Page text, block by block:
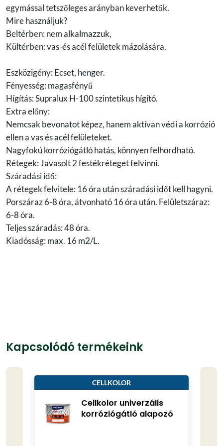
egymással tetszőleges arányban keverhetők.
Mire használjuk?
Beltérben: nem alkalmazzuk,
Kültérben: vas-és acél felületek mázolására.
Eszközigény: Ecset, henger.
Fényesség: magasfényű
Hígítás: Supralux H-100 szintetikus hígító.
Extra előny:
Nemcsak bevonatot képez, hanem aktívan védi a korrózió
ellen a vas és acél felületeket.
Nagyfokú korróziógátló hatás, könnyen felhordható.
Rétegek: Javasolt 2 festékréteget felvinni.
Száradási idő:
A rétegek felvitele: 16 óra után száradási időt kell hagyni.
Porszáraz 6-8 óra, átvonható 16 óra után. Felületszáraz:
6-8 óra.
Teljes száradás: 48 óra.
Kiadósság: max. 16 m2/L.
Kapcsolódó termékeink
CELLKOLOR
Cellkolor univerzális
korróziógátló alapozó